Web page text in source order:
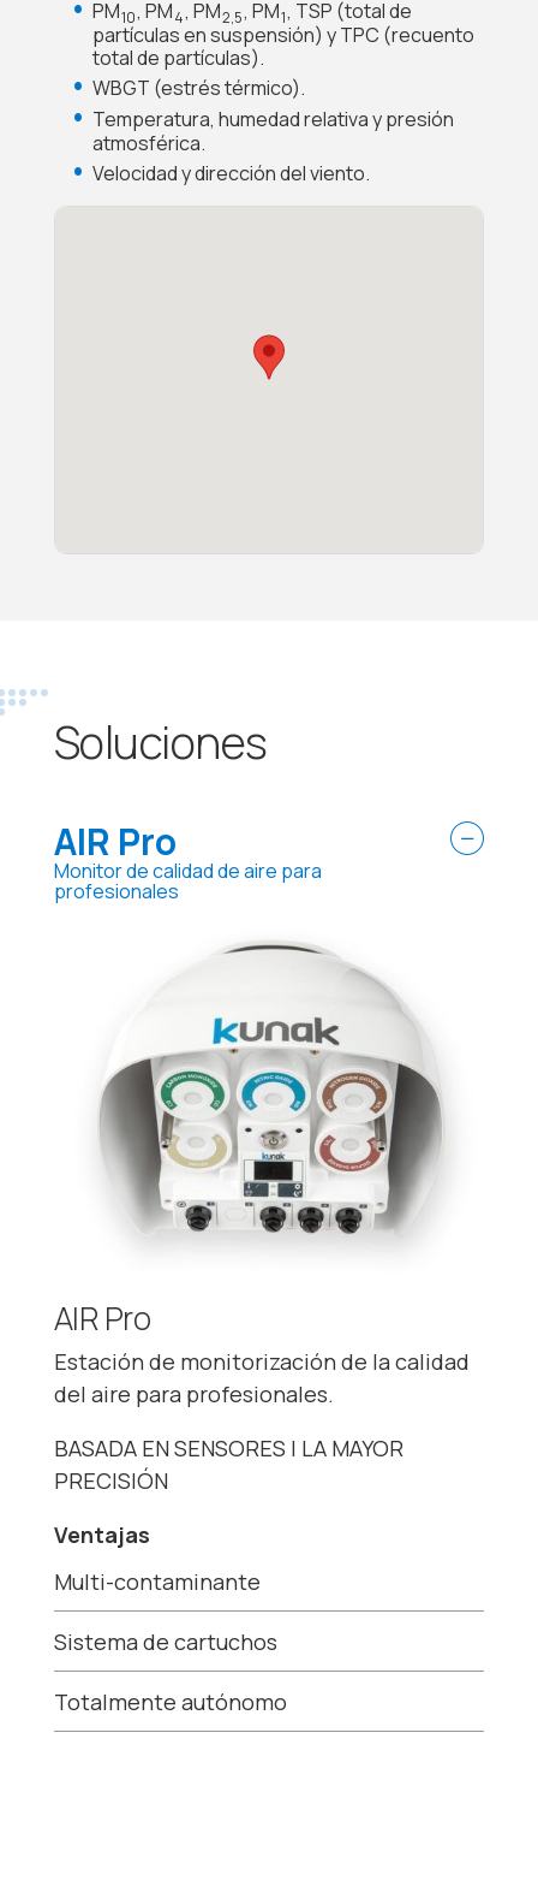
PM10, PM4, PM2,5, PM1, TSP (total de
partículas en suspensión) y TPC (recuento
total de partículas).
WBGT (estrés térmico).
Temperatura, humedad relativa y presión
atmosférica.
Velocidad y dirección del viento.
Soluciones
AIR Pro
Monitor de calidad de aire para
profesionales
AIR Pro
Estación de monitorización de la calidad
del aire para profesionales.
BASADA EN SENSORES | LA MAYOR
PRECISIÓN
Ventajas
Multi-contaminante
Sistema de cartuchos
Totalmente autónomo